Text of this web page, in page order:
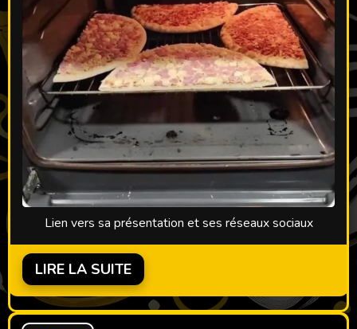
Lien vers sa présentation et ses réseaux sociaux
LIRE LA SUITE